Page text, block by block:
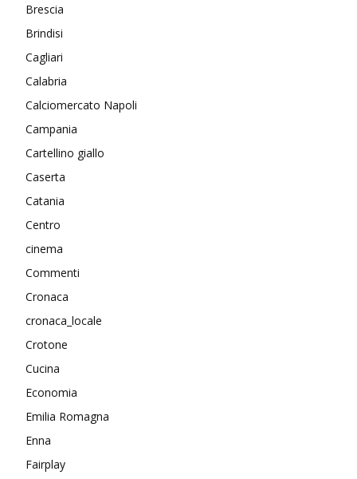
Brescia
Brindisi
Cagliari
Calabria
Calciomercato Napoli
Campania
Cartellino giallo
Caserta
Catania
Centro
cinema
Commenti
Cronaca
cronaca_locale
Crotone
Cucina
Economia
Emilia Romagna
Enna
Fairplay